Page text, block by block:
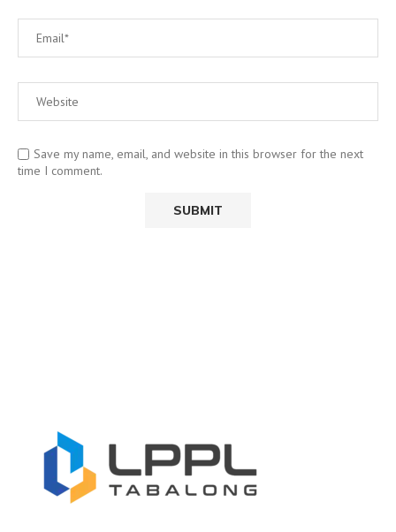
Save my name, email, and website in this browser for the next
time I comment.